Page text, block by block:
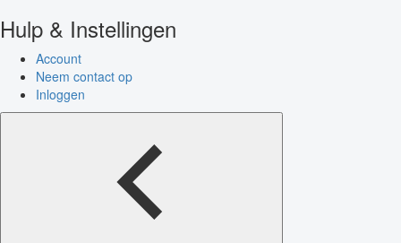
Hulp & Instellingen
Account
Neem contact op
Inloggen